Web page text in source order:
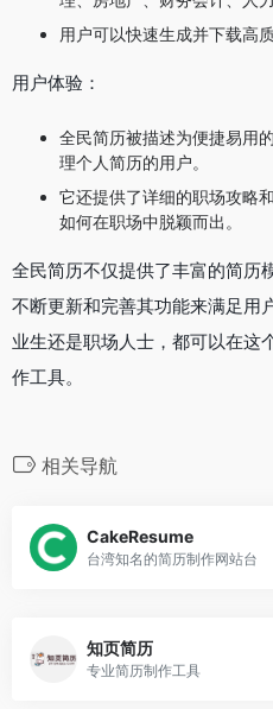
用户可以快速生成并下载高
用户体验：
全民简历被描述为便捷易用
理个人简历的用户。
它还提供了详细的职场攻略
如何在职场中脱颖而出。
全民简历不仅提供了丰富的简历
不断更新和完善其功能来满足用
业生还是职场人士，都可以在这
作工具。
相关导航
CakeResume
台湾知名的简历制作网站台
知页简历
专业简历制作工具